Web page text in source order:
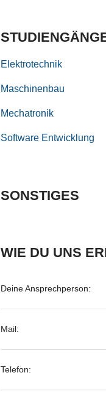
Elektrotechnik
Maschinenbau
Mechatronik
Software Entwicklung
SONSTIGES
WIE DU UNS
Deine Ansprechperson:
Mail:
Telefon: